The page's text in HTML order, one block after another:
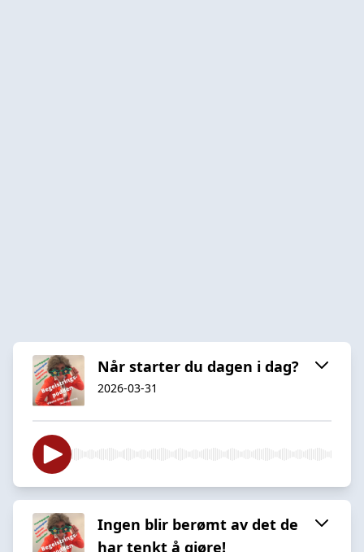
Når starter du dagen i dag?
2026-03-31
Ingen blir berømt av det de
har tenkt å gjøre!